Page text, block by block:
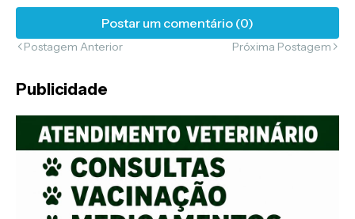
Postar um comentário (0)
Postagem Anterior Próxima Postagem
Publicidade